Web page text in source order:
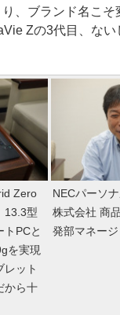
、ブランド名こそ
Zの3代目、ない
Zero
13.3型
トPCと
を実現
レット
から十
NECパーソ
株式会社 商
発部マネー